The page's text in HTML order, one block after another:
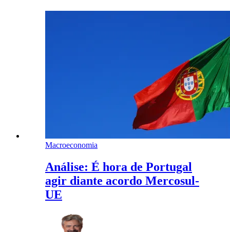
Macroeconomia
Análise: É hora de Portugal
agir diante acordo Mercosul-
UE